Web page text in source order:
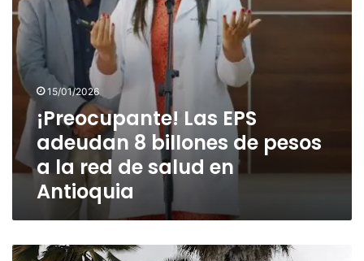
la
red
de
salud
en
Antioquia
15/01/2026
¡Preocupante! Las EPS
adeudan 8 billones de pesos
a la red de salud en
Antioquia
En